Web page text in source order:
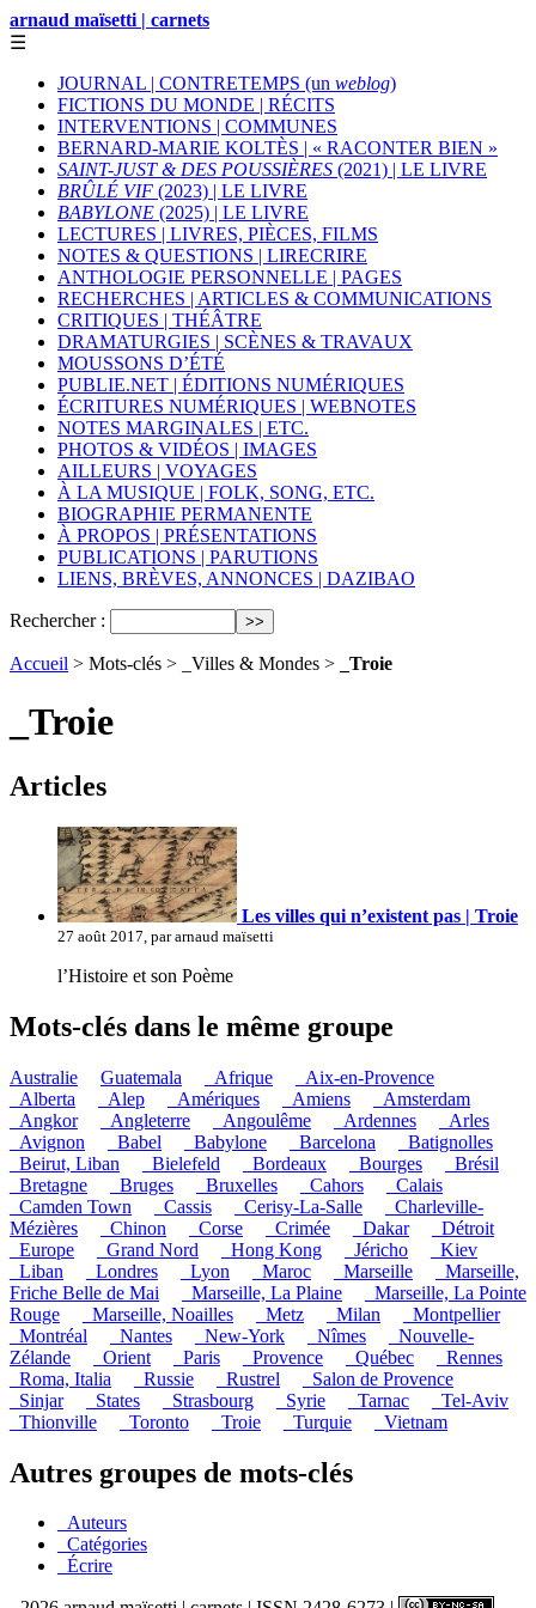
arnaud maïsetti | carnets
☰
JOURNAL | CONTRETEMPS (un weblog)
FICTIONS DU MONDE | RÉCITS
INTERVENTIONS | COMMUNES
BERNARD-MARIE KOLTÈS | « RACONTER BIEN »
SAINT-JUST & DES POUSSIÈRES (2021) | LE LIVRE
BRÛLÉ VIF (2023) | LE LIVRE
BABYLONE (2025) | LE LIVRE
LECTURES | LIVRES, PIÈCES, FILMS
NOTES & QUESTIONS | LIRECRIRE
ANTHOLOGIE PERSONNELLE | PAGES
RECHERCHES | ARTICLES & COMMUNICATIONS
CRITIQUES | THÉÂTRE
DRAMATURGIES | SCÈNES & TRAVAUX
MOUSSONS D’ÉTÉ
PUBLIE.NET | ÉDITIONS NUMÉRIQUES
ÉCRITURES NUMÉRIQUES | WEBNOTES
NOTES MARGINALES | ETC.
PHOTOS & VIDÉOS | IMAGES
AILLEURS | VOYAGES
À LA MUSIQUE | FOLK, SONG, ETC.
BIOGRAPHIE PERMANENTE
À PROPOS | PRÉSENTATIONS
PUBLICATIONS | PARUTIONS
LIENS, BRÈVES, ANNONCES | DAZIBAO
Rechercher :
Accueil > Mots-clés > _Villes & Mondes > _Troie
_Troie
Articles
Les villes qui n’existent pas | Troie
27 août 2017, par arnaud maïsetti
l’Histoire et son Poème
Mots-clés dans le même groupe
Australie Guatemala _Afrique
_Aix-en-Provence
_Alberta
_Alep _Amériques _Amiens
_Amsterdam
_Angkor
_Angleterre _Angoulême _Ardennes
_Arles
_Avignon
_Babel _Babylone _Barcelona
_Batignolles
_Beirut, Liban
_Bielefeld _Bordeaux _Bourges
_Brésil
_Bretagne
_Bruges _Bruxelles _Cahors
_Calais
_Camden Town
_Cassis _Cerisy-La-Salle
_Charleville-
Mézières
_Chinon _Corse _Crimée _Dakar
_Détroit
_Europe
_Grand Nord _Hong Kong _Jéricho
_Kiev
_Liban
_Londres _Lyon _Maroc _Marseille
_Marseille,
Friche Belle de Mai
_Marseille, La Plaine
_Marseille, La Pointe
Rouge
_Marseille, Noailles _Metz _Milan
_Montpellier
_Montréal
_Nantes _New-York _Nîmes
_Nouvelle-
Zélande
_Orient _Paris _Provence _Québec
_Rennes
_Roma, Italia
_Russie _Rustrel
_Salon de Provence
_Sinjar
_States _Strasbourg _Syrie _Tarnac
_Tel-Aviv
_Thionville
_Toronto _Troie _Turquie _Vietnam
Autres groupes de mots-clés
_Auteurs
_Catégories
_Écrire